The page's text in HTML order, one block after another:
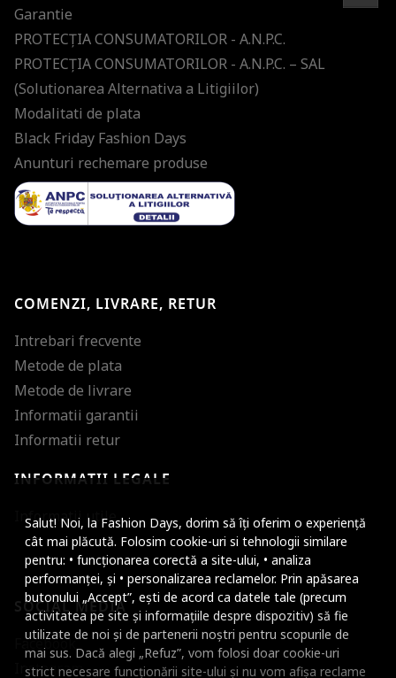
Salut! Noi, la Fashion Days, dorim să îți oferim o experiență
cât mai plăcută. Folosim cookie-uri si tehnologii similare
pentru: • funcționarea corectă a site-ului, • analiza
performanței, și • personalizarea reclamelor. Prin apăsarea
butonului „Accept”, ești de acord ca datele tale (precum
activitatea pe site și informațiile despre dispozitiv) să fie
utilizate de noi și de partenerii noștri pentru scopurile de
mai sus. Dacă alegi „Refuz”, vom folosi doar cookie-uri
strict necesare funcționării site-ului și nu vom afișa reclame
Garantie
PROTECŢIA CONSUMATORILOR - A.N.P.C.
PROTECŢIA CONSUMATORILOR - A.N.P.C. – SAL
(Solutionarea Alternativa a Litigiilor)
Modalitati de plata
Black Friday Fashion Days
Anunturi rechemare produse
COMENZI, LIVRARE, RETUR
Intrebari frecvente
Metode de plata
Metode de livrare
Informatii garantii
Informatii retur
INFORMATII LEGALE
Informatii utile
SOCIAL MEDIA
Facebook
Instagram
Micsoreaza
Mareste spatierea
Micsoreaza
Mareste inaltimea